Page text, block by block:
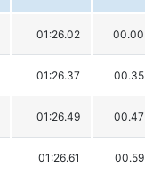
01:26.02 00.00
01:26.37 00.35
01:26.49 00.47
01:26.61 00.59